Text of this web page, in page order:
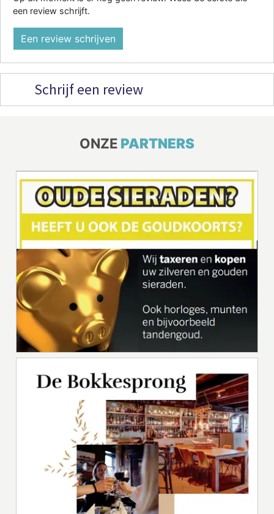
een review schrijft.
Een review schrijven
Schrijf een review
ONZE PARTNERS